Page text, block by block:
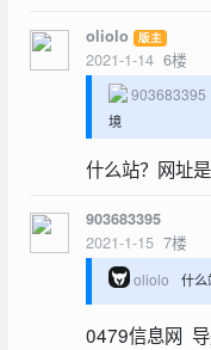
oliolo 版主
2021-1-14 6楼
903683395
境
什么站？网址是
903683395
2021-1-15 7楼
oliolo 什么
0479信息网